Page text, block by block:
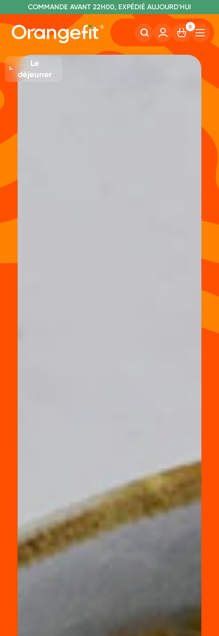
SANS LACTOSE ET SUCRALOSE
COMMANDE AVANT 22H00, EXPÉDIÉ AUJOURD'HUI
LIVRAISON GRATUITE À PARTIR DE 60€
0
Le
déjeuner